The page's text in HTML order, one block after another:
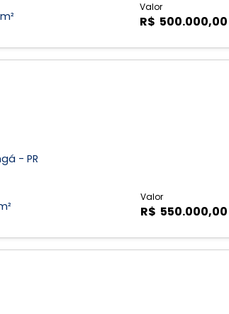
Valor
R$ 500.000,00
- PR
Valor
R$ 550.000,00